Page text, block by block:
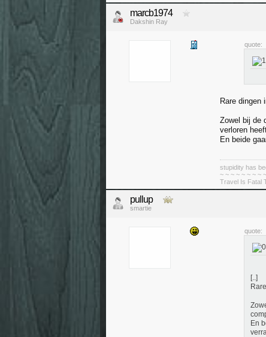
marcb1974
Dakshin Ray
quote:
Rare dingen
Zowel bij de
verloren
En beide
stupidity has
~ ~ ~ ~ ~ ~ ~ ~
Travel Is Fatal
pullup
smartie
quote:
[..]
En